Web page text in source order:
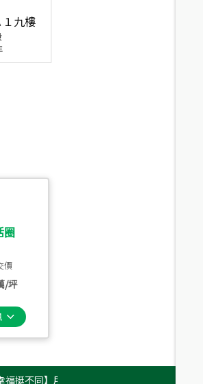
圈
價
/坪
九樓
】用實力，讓升職免抽號碼牌！最新雇主品